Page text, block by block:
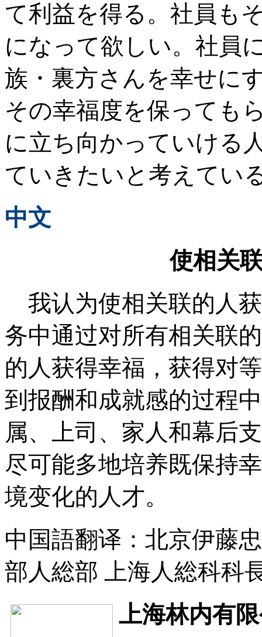
て利益を得る。社員も
になって欲しい。社員
族・裏方さんを幸せに
その幸福度を保っても
に立ち向かっていける
ていきたいと考えてい
中文
使相关
我认为使相关联的人
务中通过对所有相关联
的人获得幸福，获得对
到报酬和成就感的过程
属、上司、家人和幕后
尽可能多地培养既保持
境变化的人才。
中国語翻译：北京伊藤
部人総部 上海人総科科
上海林内有